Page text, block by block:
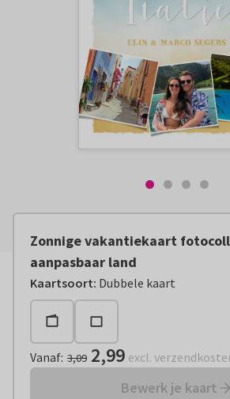
Zonnige vakantiekaart
aanpasbaar land
Kaartsoort: Dubbele kaart
Vanaf: € 2,99 excl. verzendkosten
Vanaf: 3,09 2,99 excl.
Bewerk je kaart